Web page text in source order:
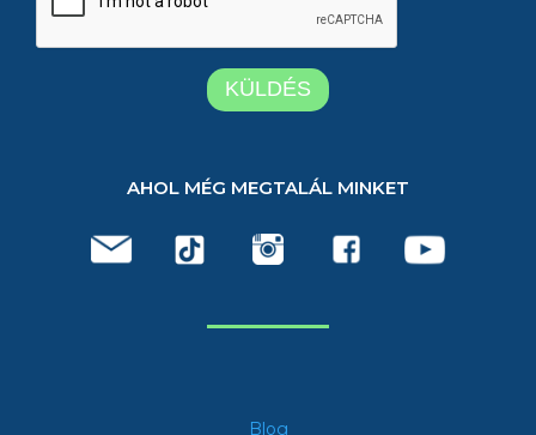
AHOL MÉG MEGTALÁL MINKET
Blog